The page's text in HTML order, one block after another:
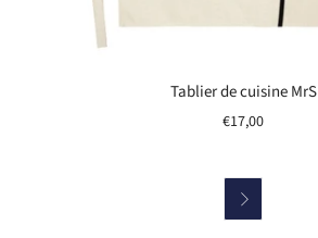
Tablier de cuisine MrS
€17,00
